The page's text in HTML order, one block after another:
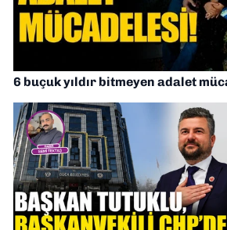
6 buçuk yıldır bitmeyen adalet